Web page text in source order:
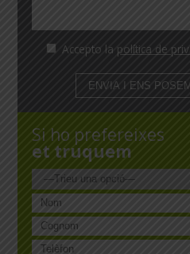
Accepto la política de
Si ho prefereixes
et truquem